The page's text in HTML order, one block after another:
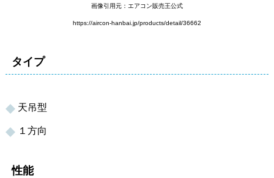
画像引用元：エアコン販売王公式
https://aircon-hanbai.jp/products/detail/36662
タイプ
天吊型
１方向
性能